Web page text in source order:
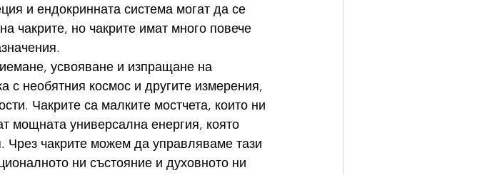
и ендокринната система могат да се
чакрите, но чакрите имат много повече
усвояване и изпращане на
с необятния космос и другите измерения,
Чакрите са малките мостчета, които ни
мощната универсална енергия, която
чакрите можем да управляваме тази
ни състояние и духовното ни